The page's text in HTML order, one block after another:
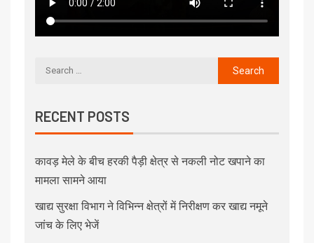
RECENT POSTS
कावड़ मेले के बीच हरकी पैड़ी क्षेत्र से नकली नोट खपाने का
मामला सामने आया
खाद्य सुरक्षा विभाग ने विभिन्न क्षेत्रों में निरीक्षण कर खाद्य नमूने
जांच के लिए भेजें